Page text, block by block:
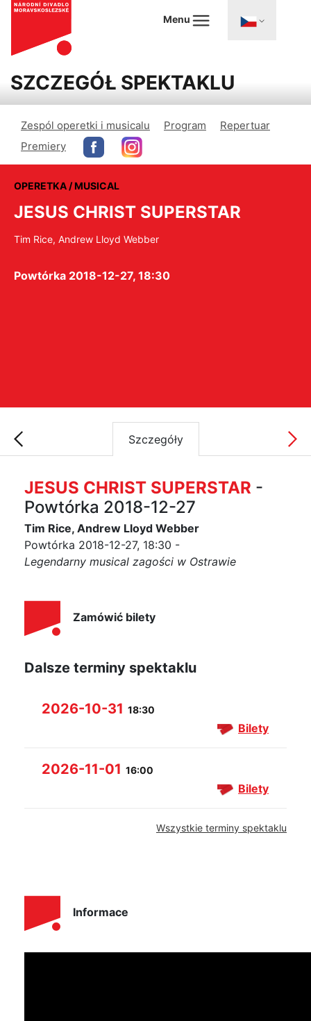
Menu
SZCZEGÓŁ SPEKTAKLU
Zespól operetki i musicalu Program
Repertuar
Premiery
OPERETKA / MUSICAL
JESUS CHRIST SUPERSTAR
Tim Rice, Andrew Lloyd Webber
Powtórka 2018-12-27, 18:30
Szczegóły
JESUS CHRIST SUPERSTAR -
Powtórka 2018-12-27
Tim Rice, Andrew Lloyd Webber
Powtórka 2018-12-27, 18:30 -
Legendarny musical zagości w Ostrawie
Informace
Zamówić bilety
Dalsze terminy spektaklu
2026-10-31 18:30
Bilety
2026-11-01 16:00
Bilety
Wszystkie terminy spektaklu